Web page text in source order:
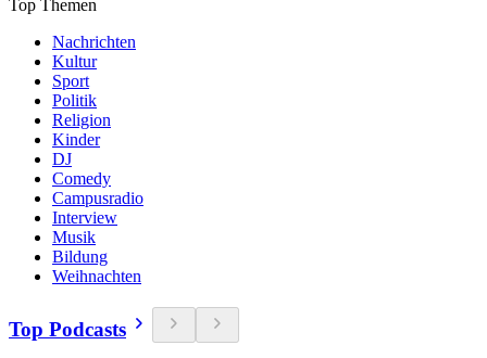
Top Themen
Nachrichten
Kultur
Sport
Politik
Religion
Kinder
DJ
Comedy
Campusradio
Interview
Musik
Bildung
Weihnachten
Top Podcasts